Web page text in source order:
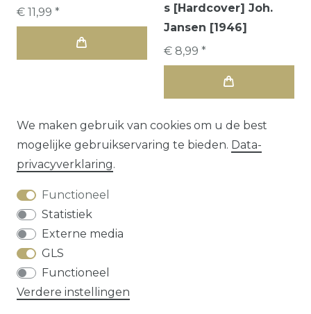
€ 11,99 *
s [Hardcover] Joh.
Jansen [1946]
€ 8,99 *
We maken gebruik van cookies om u de best
mogelijke gebruikservaring te bieden. Data­
privacy­verklaring.
Functioneel
Statistiek
Externe media
GLS
Functioneel
Verdere instellingen